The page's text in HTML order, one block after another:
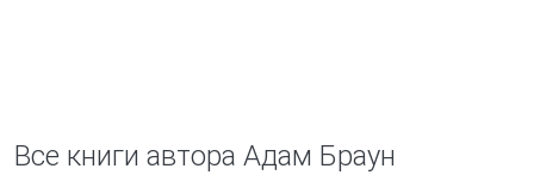
Все книги автора Адам Браун